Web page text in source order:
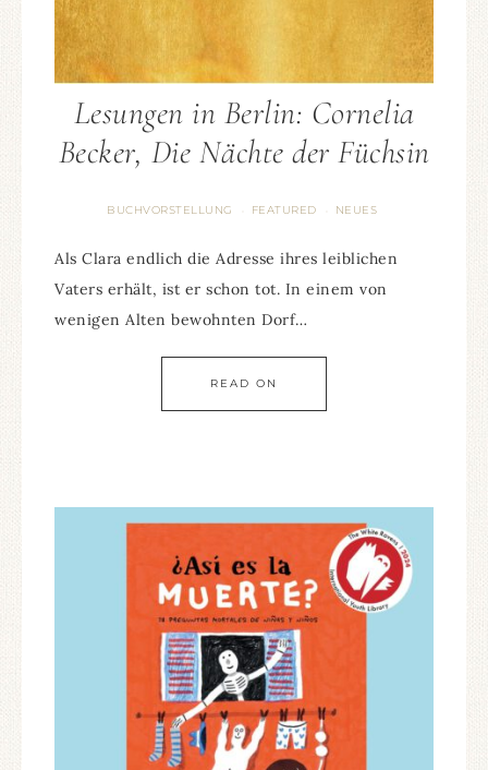
Lesungen in Berlin: Cornelia
Becker, Die Nächte der Füchsin
BUCHVORSTELLUNG FEATURED NEUES
Als Clara endlich die Adresse ihres leiblichen
Vaters erhält, ist er schon tot. In einem von
wenigen Alten bewohnten Dorf…
READ ON